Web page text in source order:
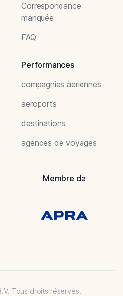
Correspondance
manquée
FAQ
Performances
compagnies aeriennes
aeroports
destinations
agences de voyages
Membre de
Tous droits réservés.